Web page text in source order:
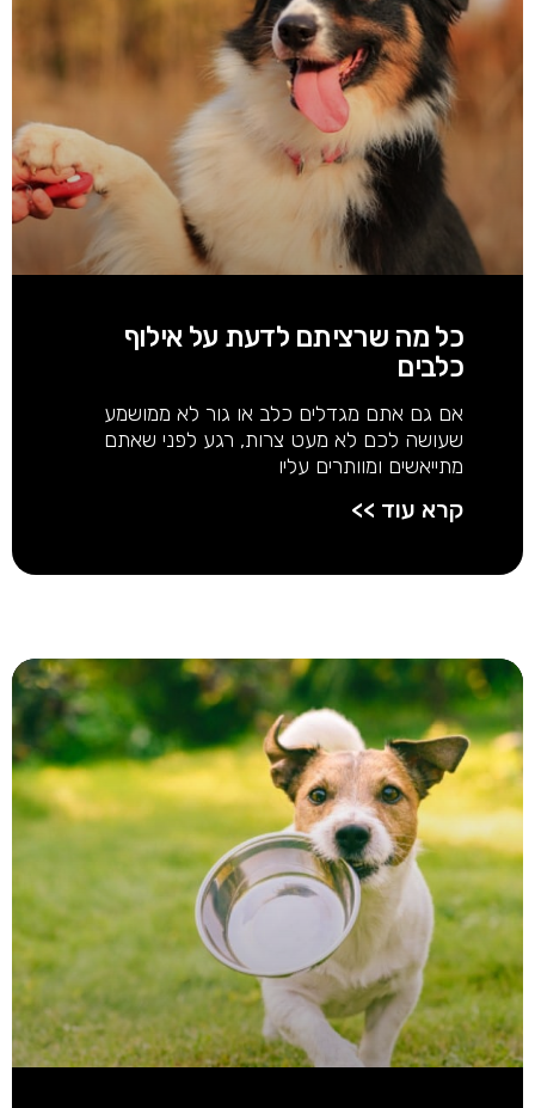
כל מה שרציתם לדעת על אילוף
כלבים
אם גם אתם מגדלים כלב או גור לא ממושמע
שעושה לכם לא מעט צרות, רגע לפני שאתם
מתייאשים ומוותרים עליו
קרא עוד >>